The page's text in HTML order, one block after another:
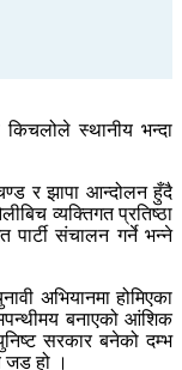
किचलोले स्थानीय भन्दा
र झापा आन्दोलन हुँदै
व्यक्तिगत प्रतिष्ठा
पार्टी संचालन गर्ने भन्ने
अभियानमा होमिएका
बनाएको आंशिक
सरकार बनेको दम्भ
जड हो ।